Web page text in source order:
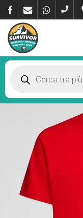
search